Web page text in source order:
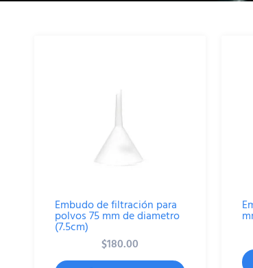
Embudo de filtración para
polvos 75 mm de diametro
(7.5cm)
$180.00